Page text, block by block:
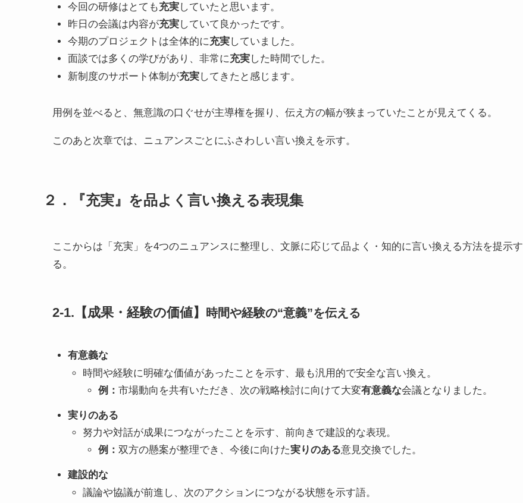
今回の研修はとても充実していたと思います。
昨日の会議は内容が充実していて良かったです。
今期のプロジェクトは全体的に充実していました。
面談では多くの学びがあり、非常に充実した時間でした。
新制度のサポート体制が充実してきたと感じます。
用例を並べると、無意識の口ぐせが主導権を握り、伝え方の幅が狭まっていたことが見えてくる。
このあと次章では、ニュアンスごとにふさわしい言い換えを示す。
２．『充実』を品よく言い換える表現集
ここからは「充実」を4つのニュアンスに整理し、文脈に応じて品よく・知的に言い換える方法を提示す
る。
2-1.【成果・経験の価値】 時間や経験の“意義”を伝える
有意義な
時間や経験に明確な価値があったことを示す、最も汎用的で安全な言い換え。
例： 市場動向を共有いただき、次の戦略検討に向けて大変有意義な会議となりました。
実りのある
努力や対話が成果につながったことを示す、前向きで建設的な表現。
例： 双方の懸案が整理でき、今後に向けた実りのある意見交換でした。
建設的な
議論や協議が前進し、次のアクションにつながる状態を示す語。